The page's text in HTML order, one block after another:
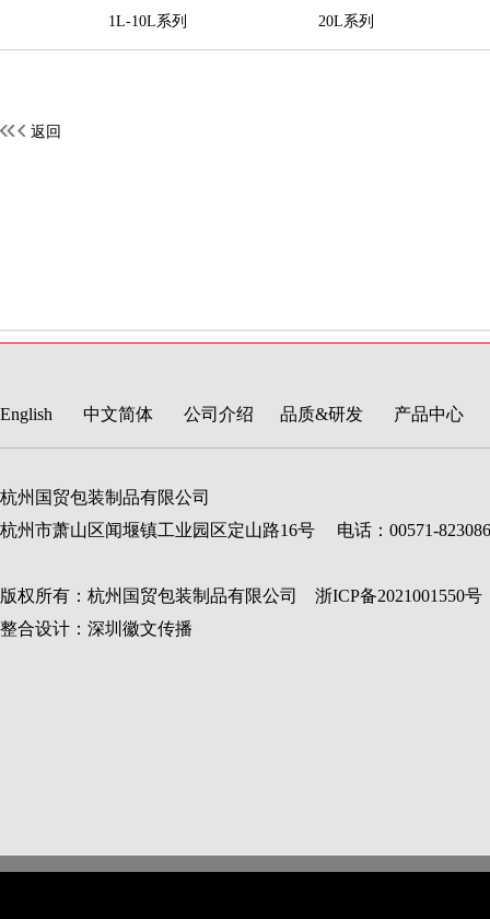
1L-10L系列 20L系列
返回
English 中文简体 公司介绍 品质&研发 产品中心
杭州国贸包装制品有限公司
杭州市萧山区闻堰镇工业园区定山路16号 电话：00571-
版权所有：杭州国贸包装制品有限公司 浙ICP备2021001550号
整合设计：深圳徽文传播